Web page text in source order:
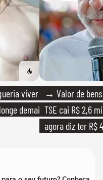
viver
demais
→ Valor de
TSE cai R$ 2,6
agora diz ter R$